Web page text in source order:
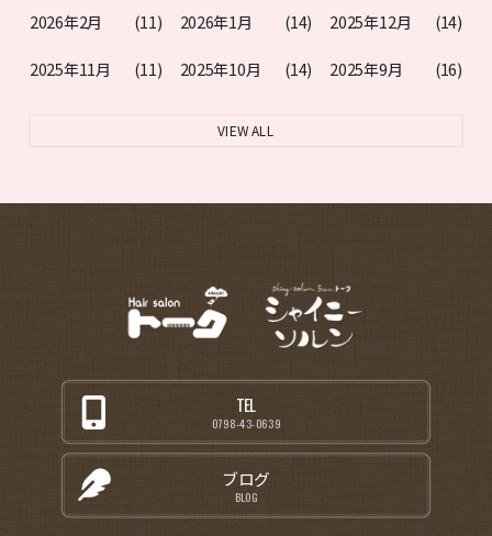
2026年2月 (11) 2026年1月 (14) 2025年12月 (14)
2025年11月 (11) 2025年10月 (14) 2025年9月 (16)
VIEW ALL
TEL
0798-43-0639
ブログ
BLOG